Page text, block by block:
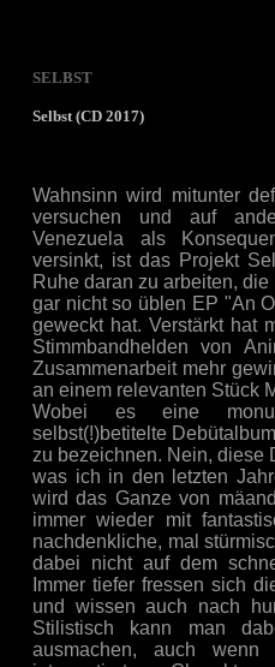
SELBST
Selbst (CD 2017)
Wahnsinn wird mitunter
versuchen und auf
Venezuela als
versinkt, ist das Projekt
Ruhe daran zu arbeiten,
gar nicht so üblen EP "An
geweckt hat. Verstärkt hat
Stimmbandhelden von
Zusammenarbeit mehr
an einem relevanten Stück
Wobei es eine
selbst(!)betitelte
zu bezeichnen. Nein, diese
was ich in den letzten
wird das Ganze von
immer wieder mit
nachdenkliche, mal
dabei nicht auf dem
Immer tiefer fressen sich
und wissen auch nach
Stilistisch kann man
ausmachen, auch